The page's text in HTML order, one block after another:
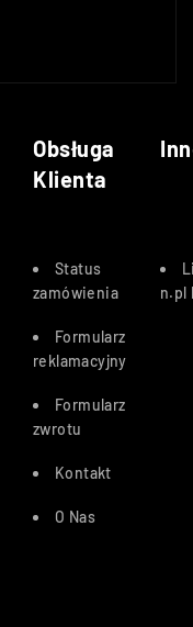
Obsługa
Klienta
Status
zamówienia
Formularz
reklamacyjny
Formularz
zwrotu
Kontakt
O Nas
n.pl